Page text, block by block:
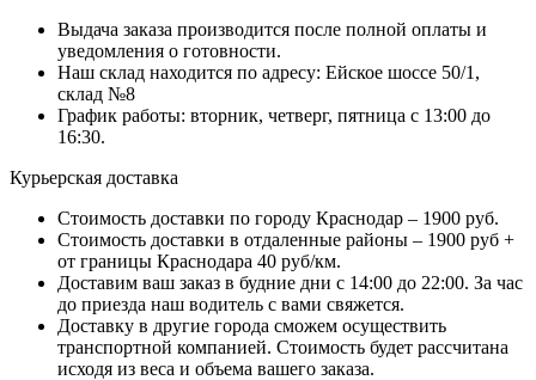
Выдача заказа производится после полной оплаты и
уведомления о готовности.
Наш склад находится по адресу: Ейское шоссе 50/1,
склад №8
График работы: вторник, четверг, пятница с 13:00 до
16:30.
Курьерская доставка
Стоимость доставки по городу Краснодар – 1900 руб.
Стоимость доставки в отдаленные районы – 1900 руб +
от границы Краснодара 40 руб/км.
Доставим ваш заказ в будние дни с 14:00 до 22:00. За час
до приезда наш водитель с вами свяжется.
Доставку в другие города сможем осуществить
транспортной компанией. Стоимость будет рассчитана
исходя из веса и объема вашего заказа.